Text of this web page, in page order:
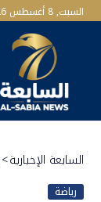
السبت, 8 أغسطس 2026
السابعة الإخبارية>
رياضة